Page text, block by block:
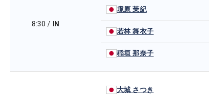
8:30 / IN
境原 茉紀
若林 舞衣子
稲垣 那奈子
大城 さつき